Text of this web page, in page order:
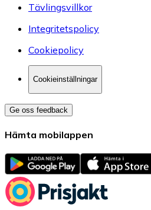
Tävlingsvillkor
Integritetspolicy
Cookiepolicy
Cookieinställningar
Ge oss feedback
Hämta mobilappen